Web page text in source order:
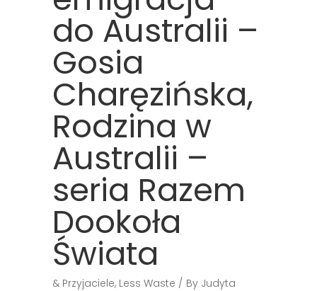
do Australii –
Gosia
Charęzińska,
Rodzina w
Australii –
seria Razem
Dookoła
Świata
& Przyjaciele, Less Waste By Judyta